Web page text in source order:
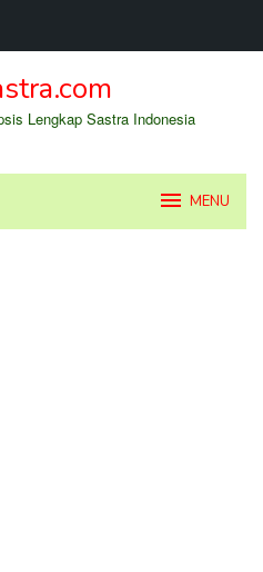
Lengkap Sastra Indonesia
MENU